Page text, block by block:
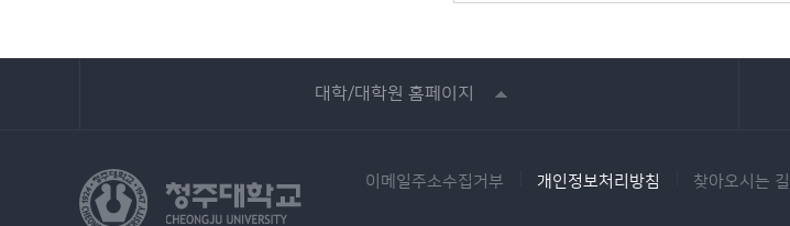
대학/대학원 홈페이지
이메일주소수집거부 개인정보처리방침 찾아오시는 길